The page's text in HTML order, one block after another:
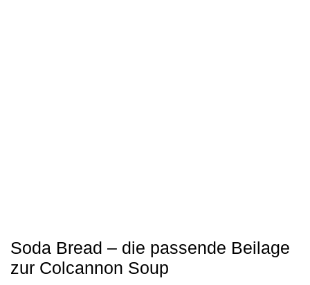
Soda Bread – die passende Beilage
zur Colcannon Soup